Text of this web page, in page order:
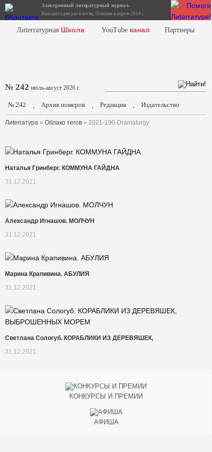
Электронный литературный журнал.
Выходит один раз в месяц. Основан в апреле 2014 г.
Лиterraтурная Школа YouTube канал Партнеры
№ 242 июль-август 2026 г.
№ 242 . Архив номеров . Редакция . Издательство
Лиterraтура » Облако тегов » 2021-190-Dramaturgy
Наталья Гринберг. КОММУНА ГАЙДНА
31.12.2021
Александр Игнашов. МОЛЧУН
31.12.2021
Марина Крапивина. АБУЛИЯ
31.12.2021
Светлана Сологуб. КОРАБЛИКИ ИЗ ДЕРЕВЯШЕК,
31.12.2021
КОНКУРСЫ И ПРЕМИИ
АФИША